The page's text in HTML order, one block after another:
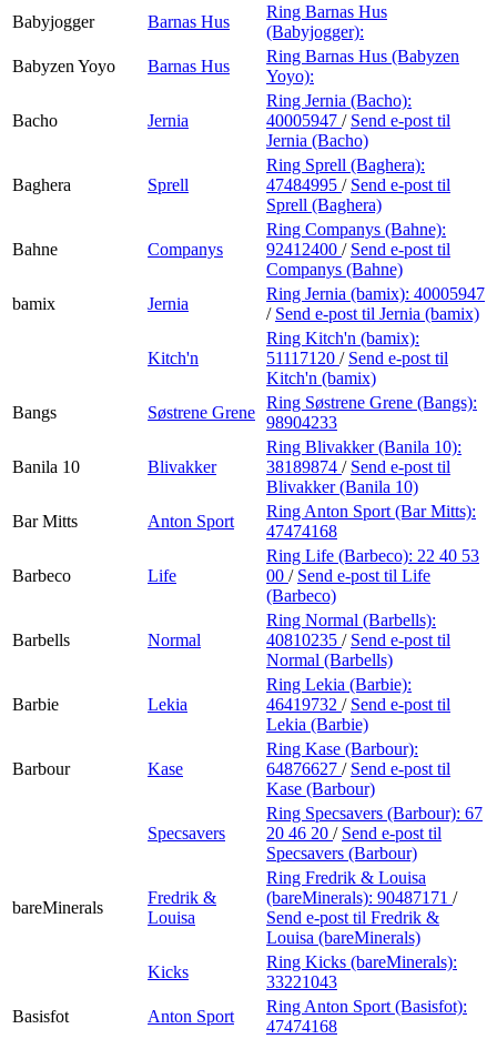
Babyjogger
Barnas Hus
Ring Barnas Hus
(Babyjogger):
Babyzen Yoyo
Barnas Hus
Ring Barnas Hus (Babyzen
Yoyo):
Bacho Jernia
Ring Jernia (Bacho):
40005947 / Send e-post til
Jernia (Bacho)
Baghera Sprell
Ring Sprell (Baghera):
47484995 / Send e-post til
Sprell (Baghera)
Bahne Companys
Ring Companys (Bahne):
92412400 / Send e-post til
Companys (Bahne)
bamix
Jernia
Ring Jernia (bamix): 40005947
/ Send e-post til Jernia (bamix)
Kitch'n
Ring Kitch'n (bamix):
51117120 / Send e-post til
Kitch'n (bamix)
Bangs
Søstrene Grene
Ring Søstrene Grene (Bangs):
98904233
Banila 10 Blivakker
Ring Blivakker (Banila 10):
38189874 / Send e-post til
Blivakker (Banila 10)
Bar Mitts
Anton Sport
Ring Anton Sport (Bar Mitts):
47474168
Barbeco Life
Ring Life (Barbeco): 22 40 53
00 / Send e-post til Life
(Barbeco)
Barbells Normal
Ring Normal (Barbells):
40810235 / Send e-post til
Normal (Barbells)
Barbie Lekia
Ring Lekia (Barbie):
46419732 / Send e-post til
Lekia (Barbie)
Barbour Kase
Ring Kase (Barbour):
64876627 / Send e-post til
Kase (Barbour)
Specsavers
Ring Specsavers (Barbour): 67
20 46 20 / Send e-post til
Specsavers (Barbour)
bareMinerals
Fredrik &
Louisa
Ring Fredrik & Louisa
(bareMinerals): 90487171 /
Send e-post til Fredrik &
Louisa (bareMinerals)
Kicks
Ring Kicks (bareMinerals):
33221043
Basisfot
Anton Sport
Ring Anton Sport (Basisfot):
47474168